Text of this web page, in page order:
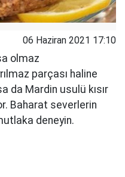
06 Haziran 2021 17:10
olmaz
parçası haline
da Mardin usulü kısır
Baharat severlerin
deneyin.